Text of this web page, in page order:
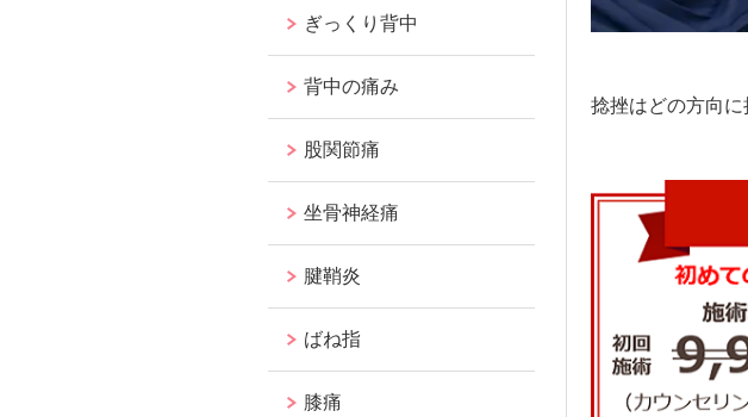
捻挫はどの方向に
ぎっくり背中
背中の痛み
股関節痛
坐骨神経痛
腱鞘炎
ばね指
膝痛